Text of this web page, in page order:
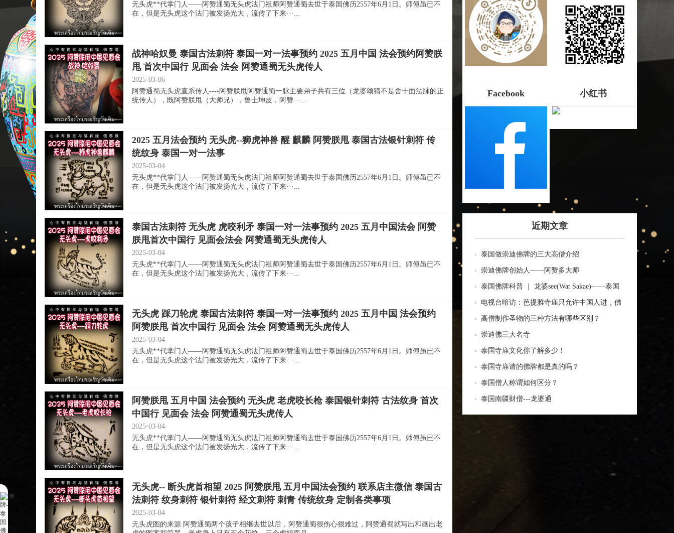
无头虎**代掌门人——阿赞通蜀无头虎法门祖师阿赞通蜀去世于泰国佛历2557年6月1日。师傅虽已不
在，但是无头虎这个法门被发扬光大，流传了下来···...
战神哈奴曼 泰国古法刺符 泰国一对一法事预约 2025 五月中国 法会预约阿赞朕
甩 首次中国行 见面会 法会 阿赞通蜀无头虎传人
2025-03-06
阿赞通蜀无头虎直系传人----阿赞朕甩阿赞通蜀一脉主要弟子共有三位（龙婆颂猜不是舍十面法脉的正
统传人），既阿赞朕甩（大师兄），鲁士坤皮，阿赞···...
2025 五月法会预约 无头虎--狮虎神兽 醒 麒麟 阿赞朕甩 泰国古法银针刺符 传
统纹身 泰国一对一法事
2025-03-04
无头虎**代掌门人——阿赞通蜀无头虎法门祖师阿赞通蜀去世于泰国佛历2557年6月1日。师傅虽已不
在，但是无头虎这个法门被发扬光大，流传了下来···...
泰国古法刺符 无头虎 虎咬利矛 泰国一对一法事预约 2025 五月中国法会 阿赞
朕甩首次中国行 见面会法会 阿赞通蜀无头虎传人
2025-03-04
无头虎**代掌门人——阿赞通蜀无头虎法门祖师阿赞通蜀去世于泰国佛历2557年6月1日。师傅虽已不
在，但是无头虎这个法门被发扬光大，流传了下来···...
无头虎 踩刀轮虎 泰国古法刺符 泰国一对一法事预约 2025 五月中国 法会预约
阿赞朕甩 首次中国行 见面会 法会 阿赞通蜀无头虎传人
2025-03-04
无头虎**代掌门人——阿赞通蜀无头虎法门祖师阿赞通蜀去世于泰国佛历2557年6月1日。师傅虽已不
在，但是无头虎这个法门被发扬光大，流传了下来···...
阿赞朕甩 五月中国 法会预约 无头虎 老虎咬长枪 泰国银针刺符 古法纹身 首次
中国行 见面会 法会 阿赞通蜀无头虎传人
2025-03-04
无头虎**代掌门人——阿赞通蜀无头虎法门祖师阿赞通蜀去世于泰国佛历2557年6月1日。师傅虽已不
在，但是无头虎这个法门被发扬光大，流传了下来···...
无头虎-- 断头虎首相望 2025 阿赞朕甩 五月中国法会预约 联系店主微信 泰国古
法刺符 纹身刺符 银针刺符 经文刺符 刺青 传统纹身 定制各类事项
2025-03-04
无头虎图的来源 阿赞通蜀两个孩子相继去世以后，阿赞通蜀很伤心很难过，阿赞通蜀就写出和画出老
Facebook 小红书
近期文章
泰国做崇迪佛牌的三大高僧介绍
崇迪佛牌创始人——阿赞多大师
泰国佛牌科普 ｜ 龙婆see(Wat Sakae)——泰国
四面神前三高僧
电视台暗访：芭提雅寺庙只允许中国人进，佛
牌高于常价100多倍！
高僧制作圣物的三种方法有哪些区别？
崇迪佛三大名寺
泰国寺庙文化你了解多少！
泰国寺庙请的佛牌都是真的吗？
泰国僧人称谓如何区分？
泰国南疆财僧---龙婆通